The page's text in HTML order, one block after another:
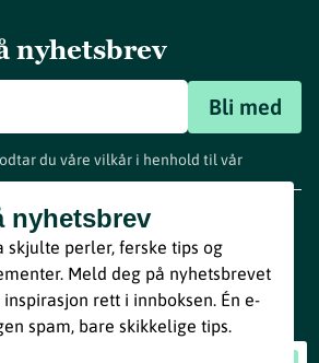
nyhetsbrev
Bli med
du våre vilkår i henhold til vår
nyhetsbrev
skjulte perler, ferske tips og
Meld deg på nyhetsbrevet
rett i innboksen. Én e-
spam, bare skikkelige tips.